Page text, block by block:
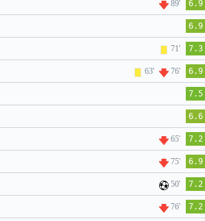
89' 6.9
6.9
71' 7.3
63' 76' 6.9
7.5
6.6
65' 7.2
75' 6.9
50' 7.2
76' 7.2